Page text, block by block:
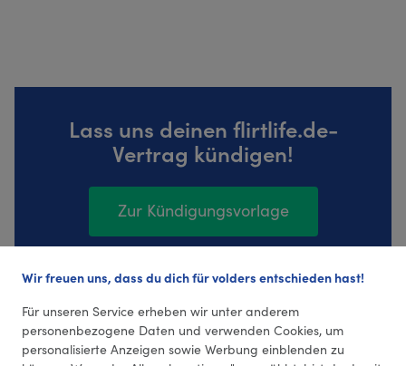
Lass uns deinen flirtlife.de-
Vertrag kündigen!
Zur Kündigungsvorlage
34 Bewertungen (4,44 Durchschnitt)
Wir freuen uns, dass du dich für volders entschieden hast!
Für unseren Service erheben wir unter anderem
personenbezogene Daten und verwenden Cookies, um
personalisierte Anzeigen sowie Werbung einblenden zu